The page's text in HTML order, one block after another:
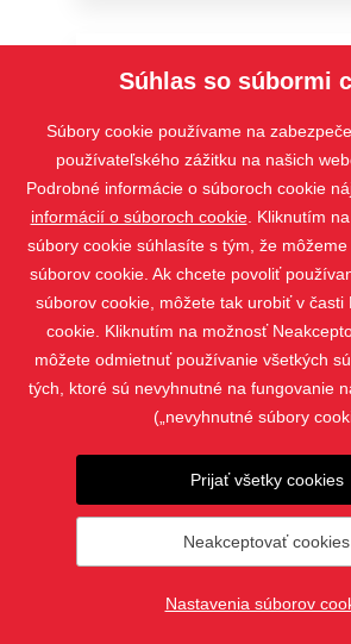
Kazetová markíza EMMA
Súhlas so súbormi
Súbory cookie používame na
používateľského zážitku na našich
Podrobné informácie o súboroch cookie
informácií o súboroch cookie. Kliknutím
súbory cookie súhlasíte s tým, že
súborov cookie. Ak chcete povoliť
súborov cookie, môžete tak urobiť v časti
cookie. Kliknutím na možnosť
môžete odmietnuť používanie všetkých
tých, ktoré sú nevyhnutné na fungovanie
(„nevyhnutné súbory
Prijať všetky cookies
Neakceptovať cookies
Nastavenia súborov